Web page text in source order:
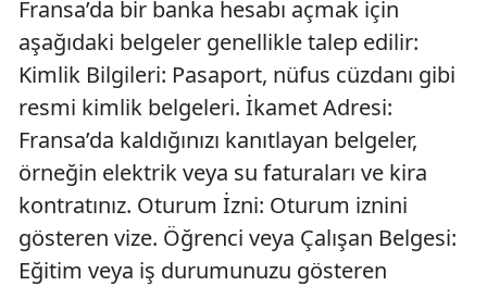
Fransa’da bir banka hesabı açmak için
aşağıdaki belgeler genellikle talep edilir:
Kimlik Bilgileri: Pasaport, nüfus cüzdanı gibi
resmi kimlik belgeleri. İkamet Adresi:
Fransa’da kaldığınızı kanıtlayan belgeler,
örneğin elektrik veya su faturaları ve kira
kontratınız. Oturum İzni: Oturum iznini
gösteren vize. Öğrenci veya Çalışan Belgesi:
Eğitim veya iş durumunuzu gösteren